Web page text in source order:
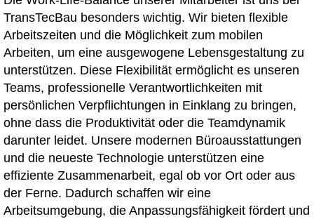
TransTecBau besonders wichtig. Wir bieten flexible
Arbeitszeiten und die Möglichkeit zum mobilen
Arbeiten, um eine ausgewogene Lebensgestaltung zu
unterstützen. Diese Flexibilität ermöglicht es unseren
Teams, professionelle Verantwortlichkeiten mit
persönlichen Verpflichtungen in Einklang zu bringen,
ohne dass die Produktivität oder die Teamdynamik
darunter leidet. Unsere modernen Büroausstattungen
und die neueste Technologie unterstützen eine
effiziente Zusammenarbeit, egal ob vor Ort oder aus
der Ferne. Dadurch schaffen wir eine
Arbeitsumgebung, die Anpassungsfähigkeit fördert und